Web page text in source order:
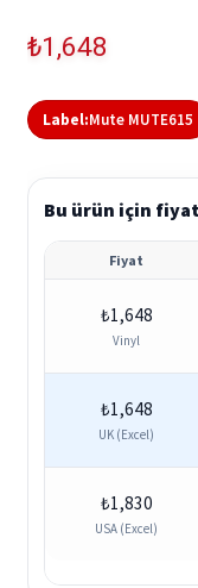
₺1,648
Label:Mute MUTE615
Bu ürün için fiyat
Fiyat
₺1,648
Vinyl
₺1,648
UK (Excel)
₺1,830
USA (Excel)